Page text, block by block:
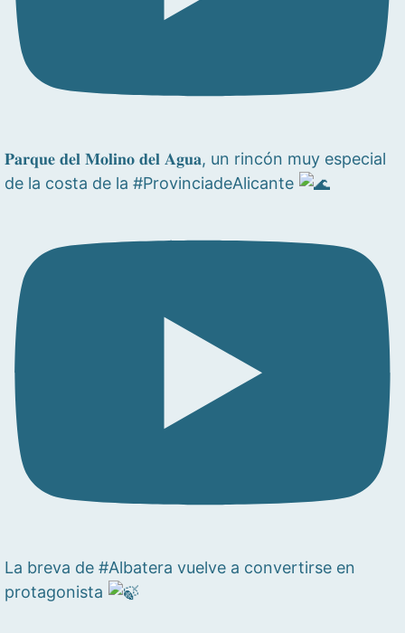
𝐏𝐚𝐫𝐪𝐮𝐞 𝐝𝐞𝐥 𝐌𝐨𝐥𝐢𝐧𝐨 𝐝𝐞𝐥 𝐀𝐠𝐮𝐚, un rincón muy especial
de la costa de la #ProvinciadeAlicante
La breva de #Albatera vuelve a convertirse en
protagonista